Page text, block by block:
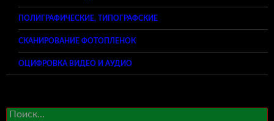
ПОЛИГРАФИЧЕСКИЕ, ТИПОГРАФСКИЕ
СКАНИРОВАНИЕ ФОТОПЛЕНОК
ОЦИФРОВКА ВИДЕО И АУДИО
Найти: